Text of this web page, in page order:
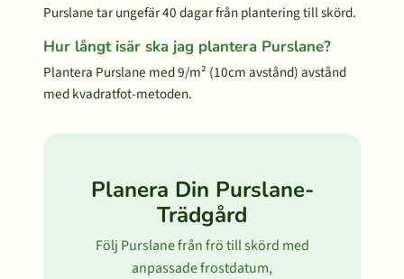
Purslane tar ungefär 40 dagar från plantering till skörd.
Hur långt isär ska jag plantera Purslane?
Plantera Purslane med 9/m² (10cm avstånd) avstånd
med kvadratfot-metoden.
Planera Din Purslane-
Trädgård
Följ Purslane från frö till skörd med
anpassade frostdatum,